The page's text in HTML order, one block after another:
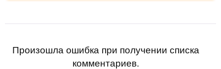
Произошла ошибка при получении списка
комментариев.